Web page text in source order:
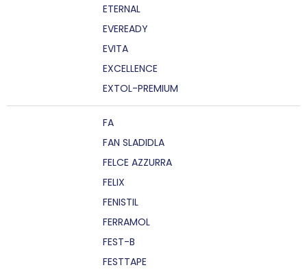
ETERNAL
EVEREADY
EVITA
EXCELLENCE
EXTOL-PREMIUM
FA
FAN SLADIDLA
FELCE AZZURRA
FELIX
FENISTIL
FERRAMOL
FEST-B
FESTTAPE